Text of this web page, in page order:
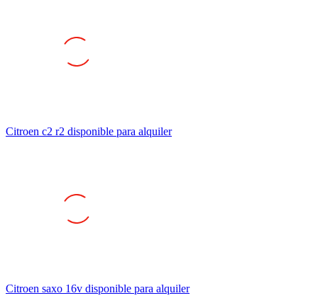
Citroen c2 r2 disponible para alquiler
Citroen saxo 16v disponible para alquiler